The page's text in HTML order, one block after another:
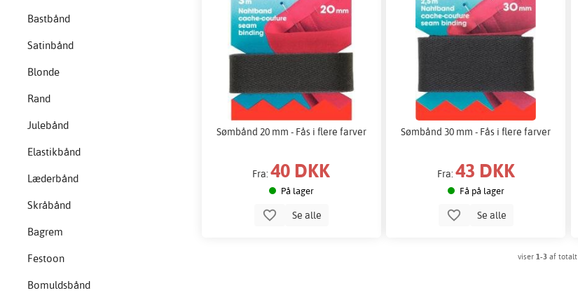
Bastbånd
Satinbånd
Blonde
Rand
Julebånd
Elastikbånd
Læderbånd
Skråbånd
Bagrem
Festoon
Bomuldsbånd
Sømbånd 20 mm - Fås i flere farver
Fra:40 DKK
På lager
Se alle
Sømbånd 30 mm - Fås i flere farver
Fra: 43 DKK
Få på lager
Se alle
viser 1-3af totalt